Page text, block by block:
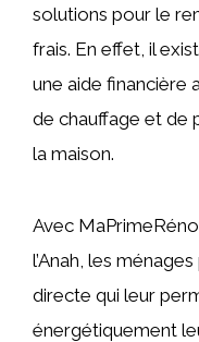
solutions pour le
frais. En effet, il
une aide financière
de chauffage et de
la maison.
Avec
l’Anah, les
directe qui leur
énergétiquement